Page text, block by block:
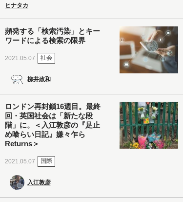
ヒナタカ
頻発する「検索汚染」とキー
ワードによる検索の限界
2021.05.07 社会
柳井政和
ロンドン再封鎖16週目。最終
回・英国社会は「新たな段
階」に。＜入江敦彦の『足止
め喰らい日記』嫌々乍ら
Returns＞
2021.05.07 国際
入江敦彦